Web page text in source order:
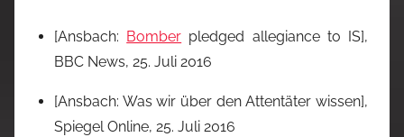
[Ansbach: Bomber pledged allegiance to IS],
BBC News, 25. Juli 2016
[Ansbach: Was wir über den Attentäter wissen],
Spiegel Online, 25. Juli 2016